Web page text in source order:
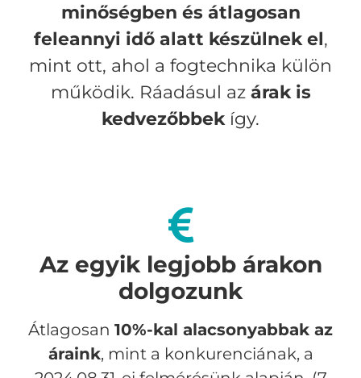
minőségben és átlagosan
feleannyi idő alatt készülnek el,
mint ott, ahol a fogtechnika külön
működik. Ráadásul az árak is
kedvezőbbekígy.
Az egyik legjobb árakon
dolgozunk
Átlagosan 10%-kal alacsonyabbak az
áraink, mint a konkurenciának, a